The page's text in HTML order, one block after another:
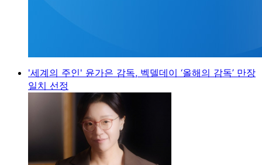
'세계의 주인' 윤가은 감독, 벡델데이 ‘올해의 감독’ 만장
일치 선정